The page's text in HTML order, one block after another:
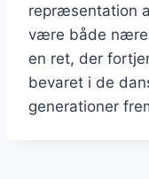
repræsentation
være både
en ret, der
bevaret i de
generationer